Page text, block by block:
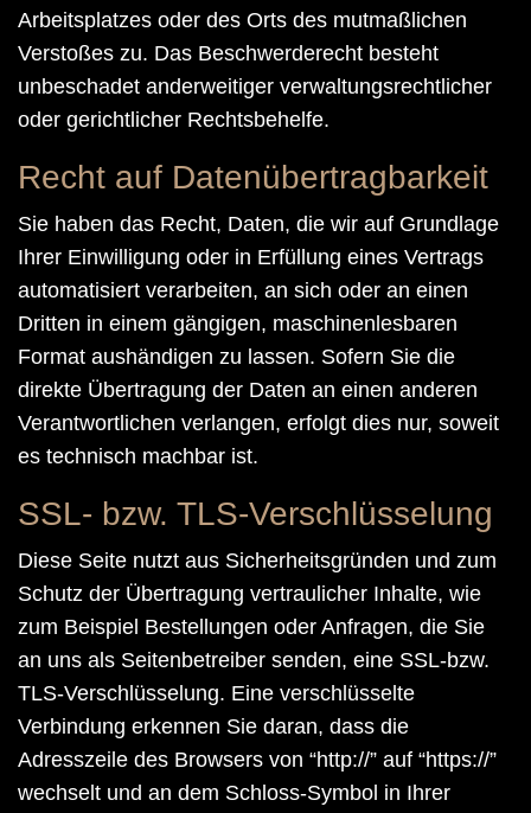
Arbeitsplatzes oder des Orts des mutmaßlichen
Verstoßes zu. Das Beschwerderecht besteht
unbeschadet anderweitiger verwaltungsrechtlicher
oder gerichtlicher Rechtsbehelfe.
Recht auf Datenübertragbarkeit
Sie haben das Recht, Daten, die wir auf Grundlage
Ihrer Einwilligung oder in Erfüllung eines Vertrags
automatisiert verarbeiten, an sich oder an einen
Dritten in einem gängigen, maschinenlesbaren
Format aushändigen zu lassen. Sofern Sie die
direkte Übertragung der Daten an einen anderen
Verantwortlichen verlangen, erfolgt dies nur, soweit
es technisch machbar ist.
SSL- bzw. TLS-Verschlüsselung
Diese Seite nutzt aus Sicherheitsgründen und zum
Schutz der Übertragung vertraulicher Inhalte, wie
zum Beispiel Bestellungen oder Anfragen, die Sie
an uns als Seitenbetreiber senden, eine SSL-bzw.
TLS-Verschlüsselung. Eine verschlüsselte
Verbindung erkennen Sie daran, dass die
Adresszeile des Browsers von “http://” auf “https://”
wechselt und an dem Schloss-Symbol in Ihrer